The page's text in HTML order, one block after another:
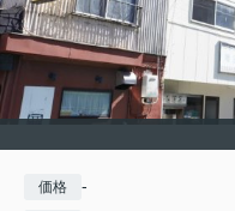
価格 -